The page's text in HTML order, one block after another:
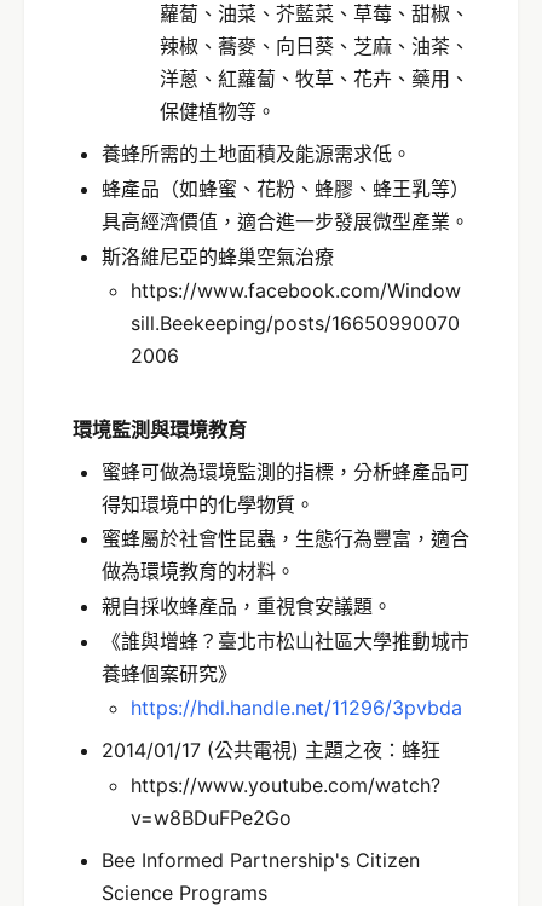
蘿蔔、油菜、芥藍菜、草莓、甜椒、
辣椒、蕎麥、向日葵、芝麻、油茶、
洋蔥、紅蘿蔔、牧草、花卉、藥用、
保健植物等。
養蜂所需的土地面積及能源需求低。
蜂產品（如蜂蜜、花粉、蜂膠、蜂王乳等）
具高經濟價值，適合進一步發展微型產業。
斯洛維尼亞的蜂巢空氣治療
https://www.facebook.com/Window
sill.Beekeeping/posts/16650990070
2006
環境監測與環境教育
蜜蜂可做為環境監測的指標，分析蜂產品可
得知環境中的化學物質。
蜜蜂屬於社會性昆蟲，生態行為豐富，適合
做為環境教育的材料。
親自採收蜂產品，重視食安議題。
《誰與增蜂？臺北市松山社區大學推動城市
養蜂個案研究》
https://hdl.handle.net/11296/3pvbda
2014/01/17 (公共電視) 主題之夜：蜂狂
https://www.youtube.com/watch?
v=w8BDuFPe2Go
Bee Informed Partnership's Citizen
Science Programs